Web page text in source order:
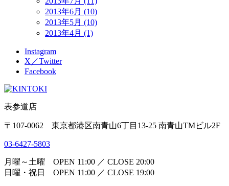
2013年6月 (10)
2013年5月 (10)
2013年4月 (1)
Instagram
X／Twitter
Facebook
表参道店
〒107-0062 東京都港区南青山6丁目13-25 南青山TMビル2F
03-6427-5803
月曜～土曜 OPEN 11:00 ／ CLOSE 20:00
日曜・祝日 OPEN 11:00 ／ CLOSE 19:00